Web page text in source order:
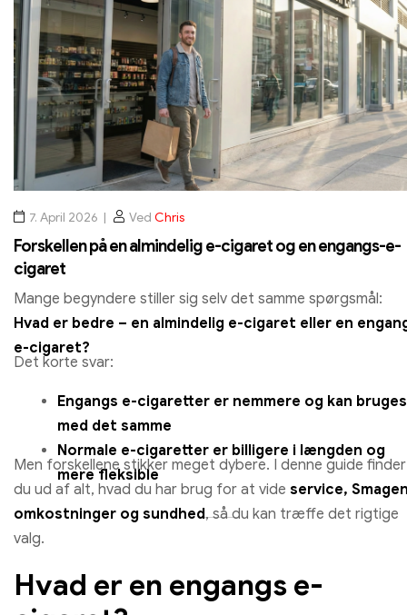
7. April 2026 Ved Chris
Forskellen på en almindelig e-cigaret og en engangs-e-
cigaret
Mange begyndere stiller sig selv det samme spørgsmål:
Hvad er bedre – en almindelig e-cigaret eller en
e-cigaret?
Det korte svar:
Engangs e-cigaretter er nemmere og kan bruges
med det samme
Normale e-cigaretter er billigere i længden og
mere fleksible
Men forskellene stikker meget dybere. I denne guide finder
du ud af alt, hvad du har brug for at vide service,
omkostninger og sundhed, så du kan træffe det rigtige
valg.
Hvad er en engangs e-